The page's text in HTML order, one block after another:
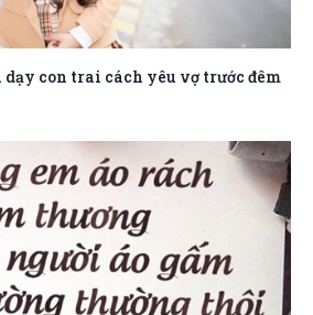
dạy con trai cách yêu vợ trước đêm